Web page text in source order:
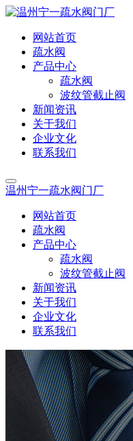
网站首页
疏水阀
产品中心
疏水阀
波纹管截止阀
新闻资讯
关于我们
企业文化
联系我们
温州宁一疏水阀门厂
网站首页
疏水阀
产品中心
疏水阀
波纹管截止阀
新闻资讯
关于我们
企业文化
联系我们